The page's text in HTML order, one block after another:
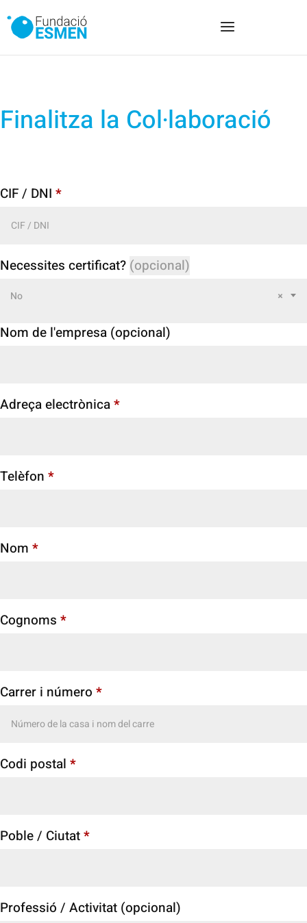
Finalitza la Col·laboració
CIF / DNI *
Necessites certificat? (opcional)
×
No
Nom de l'empresa (opcional)
Adreça electrònica*
Telèfon *
Nom *
Cognoms *
Carrer i número *
Codi postal *
Poble / Ciutat*
Professió / Activitat (opcional)